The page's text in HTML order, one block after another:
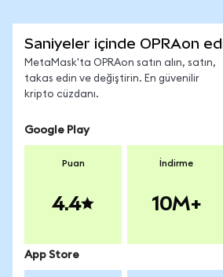
Saniyeler içinde OPRAon
MetaMask'ta OPRAon satın alın, satın,
takas edin ve değiştirin. En güvenilir
kripto cüzdanı.
Google Play
Puan
4.4
İndirme
10M+
App Store